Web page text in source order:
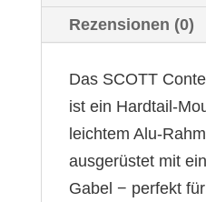
Rezensionen (0)
Das SCOTT
ist ein Hardtail-
leichtem Alu-
ausgerüstet mit
Gabel − perfekt